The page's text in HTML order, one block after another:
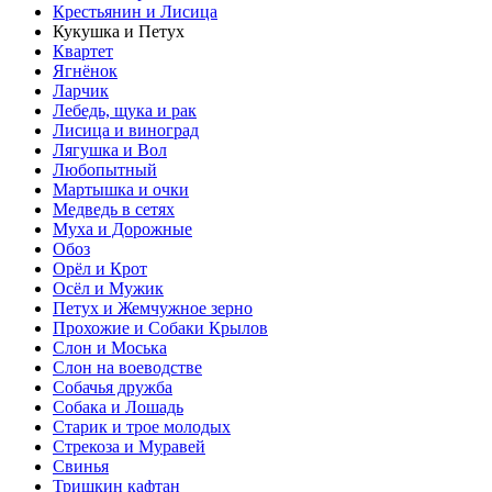
Крестьянин и Лисица
Кукушка и Петух
Квартет
Ягнёнок
Ларчик
Лебедь, щука и рак
Лисица и виноград
Лягушка и Вол
Любопытный
Мартышка и очки
Медведь в сетях
Муха и Дорожные
Обоз
Орёл и Крот
Осёл и Мужик
Петух и Жемчужное зерно
Прохожие и Собаки Крылов
Слон и Моська
Слон на воеводстве
Собачья дружба
Собака и Лошадь
Старик и трое молодых
Стрекоза и Муравей
Свинья
Тришкин кафтан